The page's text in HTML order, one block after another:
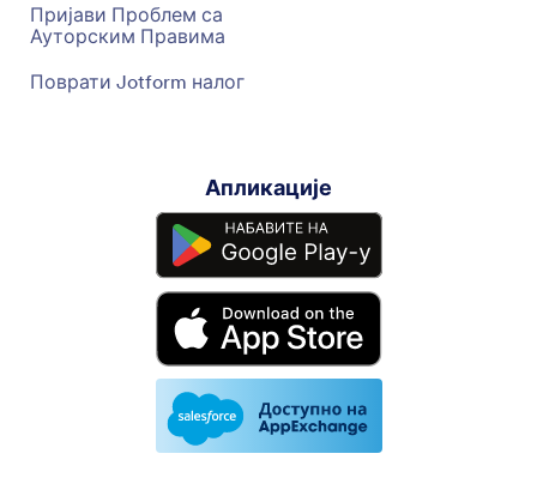
Пријави Проблем са
Ауторским Правима
Поврати Jotform налог
Апликације